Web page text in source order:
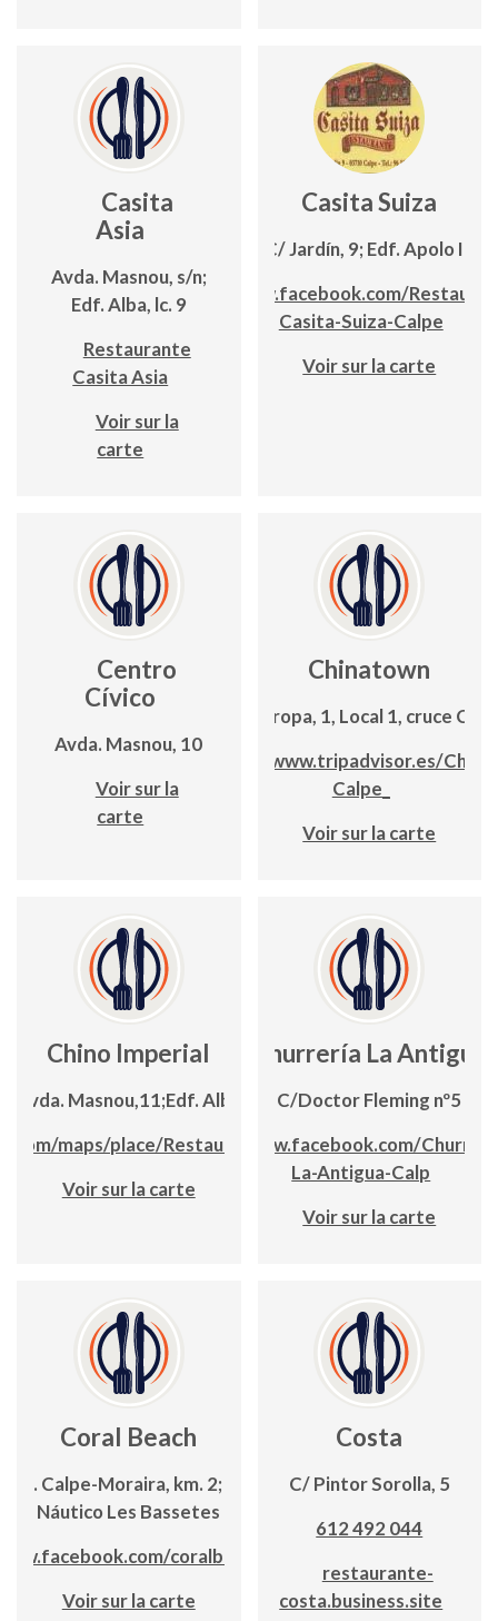
Casita
Asia
Avda. Masnou, s/n;
Edf. Alba, lc. 9
Restaurante
Casita Asia
Voir sur la
carte
Casita Suiza
C/ Jardín, 9; Edf. Apolo III
www.facebook.com/
Casita-Suiza-Calpe
Voir sur la carte
Centro
Cívico
Avda. Masnou, 10
Voir sur la
carte
Chinatown
Avda. Europa, 1, Local 1, cruce C/
https://www.tripadvisor.es/
Calpe_
Voir sur la carte
Chino Imperial
Avda. Masnou,11;Edf. Alba
maps/place/Restaurante+Imperial
Voir sur la carte
Churrería La Antigua
C/Doctor Fleming nº5
www.facebook.com/
La-Antigua-Calp
Voir sur la carte
Coral Beach
Calpe-Moraira, km. 2; Club
Náutico Les Bassetes
coralbeach
Voir sur la carte
Costa
C/ Pintor Sorolla, 5
612 492 044
restaurante-
costa.business.site